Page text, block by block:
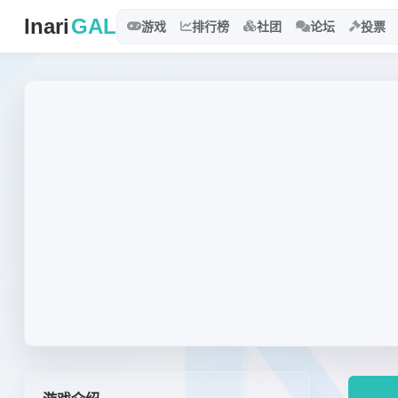
InariGAL 游戏 排行榜 社团 论坛 投票